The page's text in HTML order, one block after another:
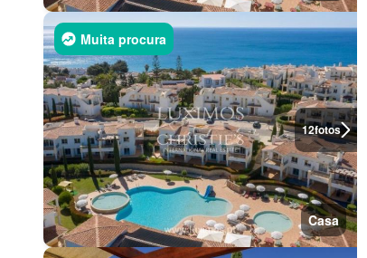
12fotos
Muita procura
Casa